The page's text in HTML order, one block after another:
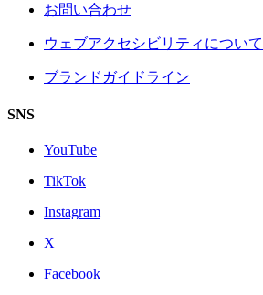
お問い合わせ
ウェブアクセシビリティについて
ブランドガイドライン
SNS
YouTube
TikTok
Instagram
X
Facebook